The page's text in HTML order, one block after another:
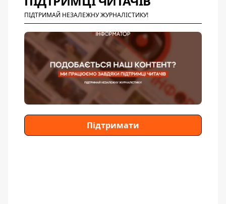
ПІДТРИМАЙ НЕЗАЛЕЖНУ ЖУРНАЛІСТИКУ!
Підтримати